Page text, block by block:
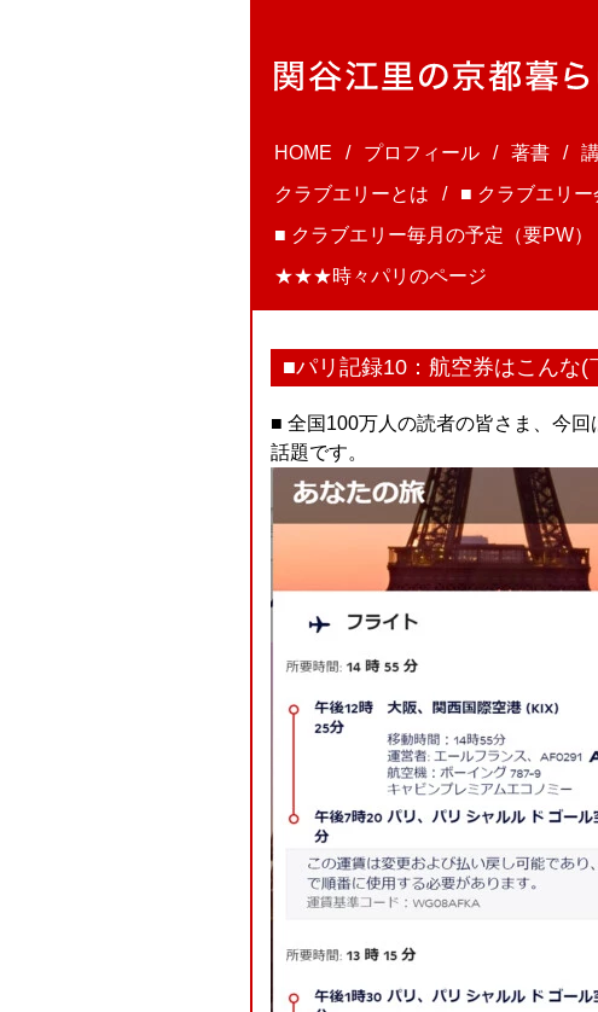
HOME プロフィール 著書
クラブエリーとは
■ クラブエリー
■ クラブエリー毎月の予定（要PW）
★★★時々パリのページ
■パリ記録10：航空券はこんな(
■ 全国100万人の読者の皆さま、今
話題です。